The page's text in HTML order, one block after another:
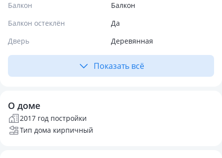
Балкон
Балкон
Балкон остеклён
Да
Дверь
Деревянная
Показать всё
О доме
2017 год постройки
Тип дома кирпичный